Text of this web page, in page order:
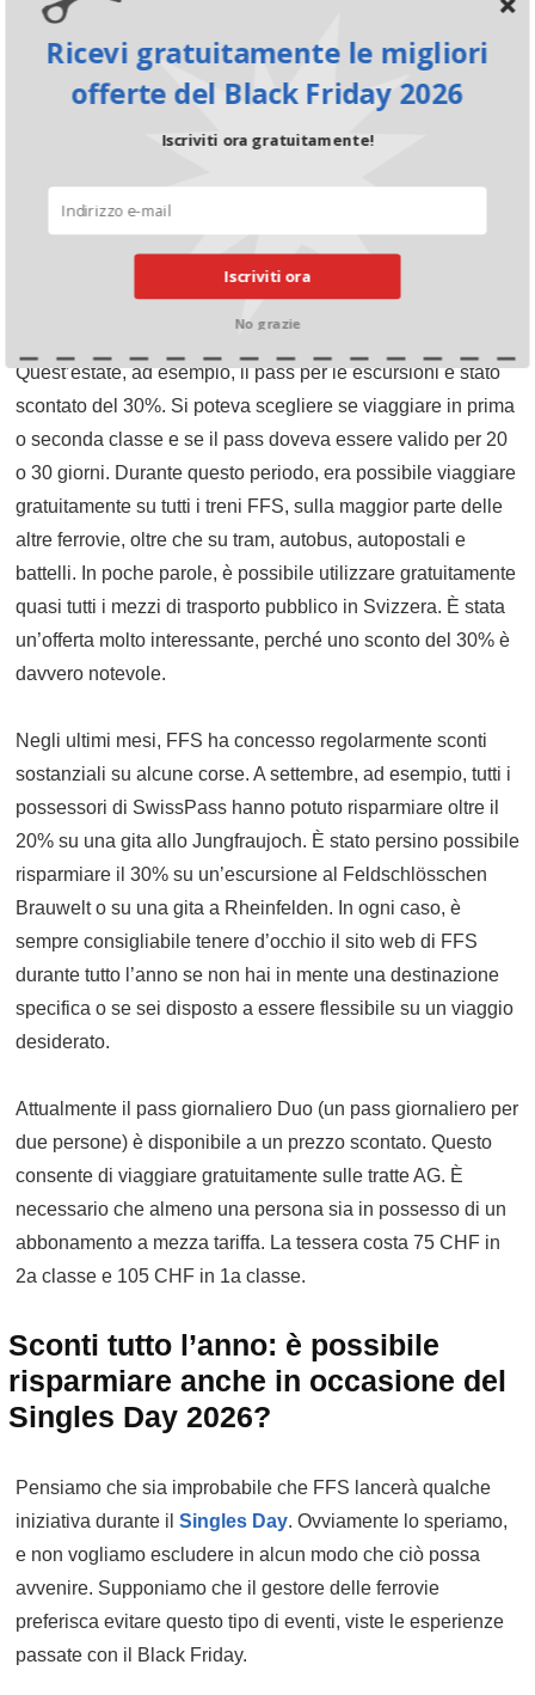
rispettoso dell’ambiente, in quanto supporta la mobilità
sostenibile. È sempre possibile caricare nuovi abbonamenti
sulla stessa tessera.
Focus su alcune occasioni di FFS
A intervalli irregolari, è possibile approfittare delle offerte di
sconto di FFS. Vediamone tre più da vicino.
Quest’estate, ad esempio, il pass per le escursioni è stato
scontato del 30%. Si poteva scegliere se viaggiare in prima
o seconda classe e se il pass doveva essere valido per 20
o 30 giorni. Durante questo periodo, era possibile viaggiare
gratuitamente su tutti i treni FFS, sulla maggior parte delle
altre ferrovie, oltre che su tram, autobus, autopostali e
battelli. In poche parole, è possibile utilizzare gratuitamente
quasi tutti i mezzi di trasporto pubblico in Svizzera. È stata
un’offerta molto interessante, perché uno sconto del 30% è
davvero notevole.
Negli ultimi mesi, FFS ha concesso regolarmente sconti
sostanziali su alcune corse. A settembre, ad esempio, tutti i
possessori di SwissPass hanno potuto risparmiare oltre il
20% su una gita allo Jungfraujoch. È stato persino possibile
risparmiare il 30% su un’escursione al Feldschlösschen
Brauwelt o su una gita a Rheinfelden. In ogni caso, è
sempre consigliabile tenere d’occhio il sito web di FFS
durante tutto l’anno se non hai in mente una destinazione
specifica o se sei disposto a essere flessibile su un viaggio
desiderato.
Attualmente il pass giornaliero Duo (un pass giornaliero per
due persone) è disponibile a un prezzo scontato. Questo
consente di viaggiare gratuitamente sulle tratte AG. È
necessario che almeno una persona sia in possesso di un
abbonamento a mezza tariffa. La tessera costa 75 CHF in
2a classe e 105 CHF in 1a classe.
Sconti tutto l’anno: è possibile
risparmiare anche in occasione del
Singles Day 2026?
Pensiamo che sia improbabile che FFS lancerà qualche
iniziativa durante il Singles Day. Ovviamente lo speriamo,
e non vogliamo escludere in alcun modo che ciò possa
avvenire. Supponiamo che il gestore delle ferrovie
preferisca evitare questo tipo di eventi, viste le esperienze
passate con il Black Friday.
Iscriviti ora
Ricevi gratuitamente le migliori
offerte del Black Friday 2026
Iscriviti ora gratuitamente!
No grazie